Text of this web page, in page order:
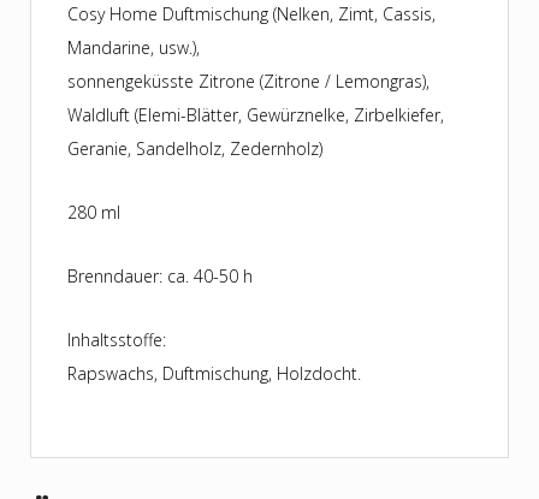
Cosy Home Duftmischung (Nelken, Zimt, Cassis,
Mandarine, usw.),
sonnengeküsste Zitrone (Zitrone / Lemongras),
Waldluft (Elemi-Blätter, Gewürznelke, Zirbelkiefer,
Geranie, Sandelholz, Zedernholz)
280 ml
Brenndauer: ca. 40-50 h
Inhaltsstoffe:
Rapswachs, Duftmischung, Holzdocht.